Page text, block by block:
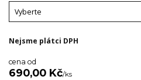
Nejsme plátci DPH
cena od
690,00 Kč/ks